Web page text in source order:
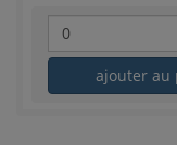
ajouter au